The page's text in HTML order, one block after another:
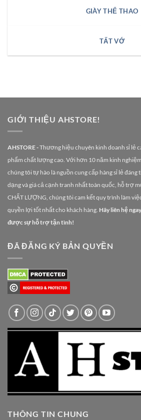
GIÀY THỂ THAO
TẤT VỚ
GIỚI THIỆU AHSTORE!
AHSTORE -Thương hiệu chuyên kinh doanh sỉ lẻ
phẩm chất lượng cao. Với hơn 10 năm kinh
chúng tôi tự hào là nguồn cung cấp hàng sỉ lẻ
dạng và giá cả cạnh tranh nhất toàn quốc, hỗ trợ
CHẤT LƯỢNG, chúng tôi cam kết quy trình làm
quyền lợi tốt nhất cho khách hàng. Hãy liên hệ
được sự hỗ trợ tận tình!
ĐÃ ĐĂNG KÝ BẢN QUYỀN
THÔNG TIN CHUNG